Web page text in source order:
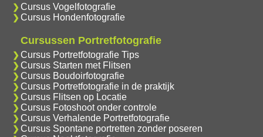
Cursus Vogelfotografie
Cursus Hondenfotografie
Cursussen Portretfotografie
Cursus Portretfotografie Tips
Cursus Starten met Flitsen
Cursus Boudoirfotografie
Cursus Portretfotografie in de praktijk
Cursus Flitsen op Locatie
Cursus Fotoshoot onder controle
Cursus Verhalende Portretfotografie
Cursus Spontane portretten zonder poseren